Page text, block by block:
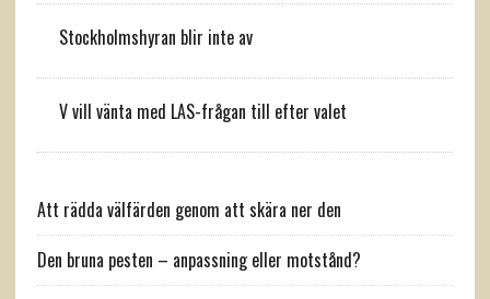
Stockholmshyran blir inte av
V vill vänta med LAS-frågan till efter valet
Att rädda välfärden genom att skära ner den
Den bruna pesten – anpassning eller motstånd?